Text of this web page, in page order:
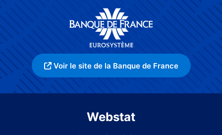
Voir le site de la Banque de France
Webstat